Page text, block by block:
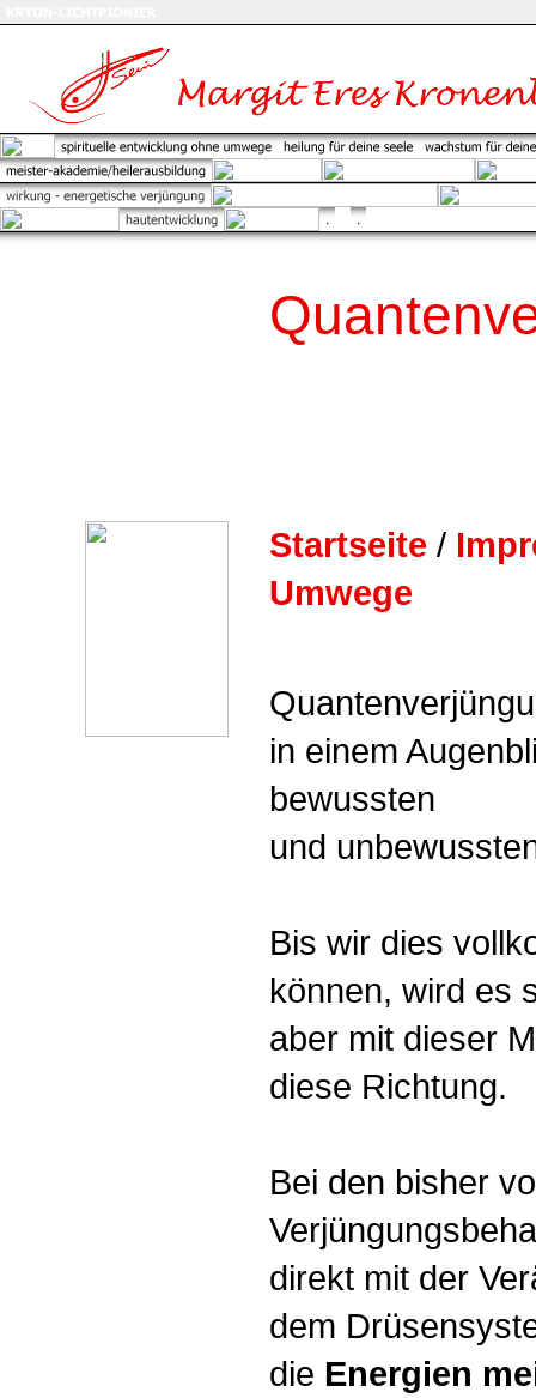
Startseite /
Umwege
in einem
bewussten
und
Bis wir dies
können, wird es
aber mit dieser
diese Richtung.
Bei den bisher
direkt mit der
dem
die Energien